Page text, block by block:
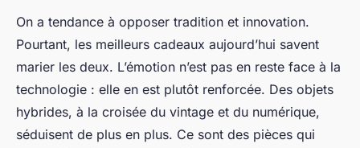
On a tendance à opposer tradition et innovation.
Pourtant, les meilleurs cadeaux aujourd’hui savent
marier les deux. L’émotion n’est pas en reste face à la
technologie : elle en est plutôt renforcée. Des objets
hybrides, à la croisée du vintage et du numérique,
séduisent de plus en plus. Ce sont des pièces qui